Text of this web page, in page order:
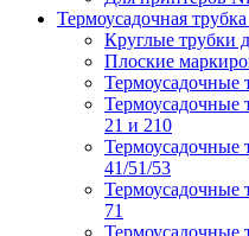
Термоусадочная трубка
Круглые трубки
Плоские
Термоусадочные
Термоусадочные
21 и 210
Термоусадочные
41/51/53
Термоусадочные
71
Термоусадочные